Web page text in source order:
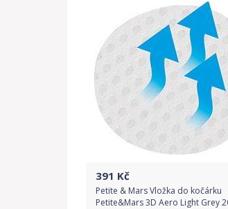
Detail produktu
391 Kč
Petite & Mars Vložka do kočárku
Petite&Mars 3D Aero Light Grey